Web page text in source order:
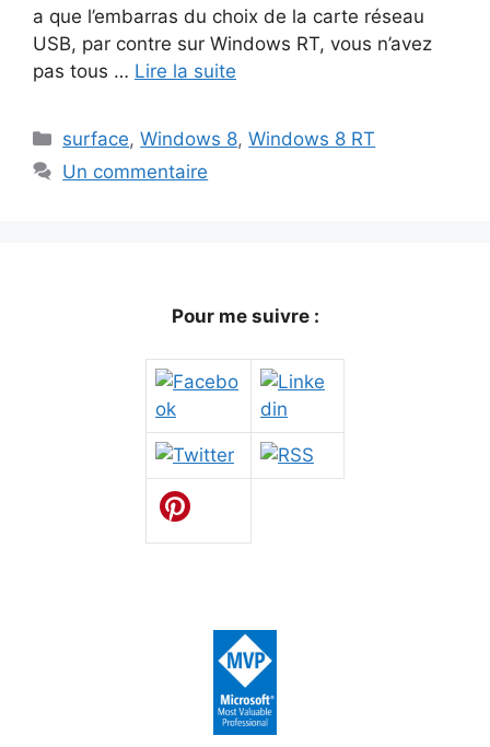
a que l’embarras du choix de la carte réseau
USB, par contre sur Windows RT, vous n’avez
pas tous … Lire la suite
Catégories
surface,Windows 8,Windows 8 RT
Un commentaire
Pour me suivre :